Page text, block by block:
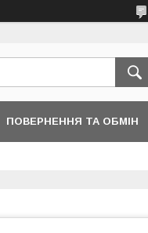
ПОВЕРНЕННЯ ТА ОБМІН